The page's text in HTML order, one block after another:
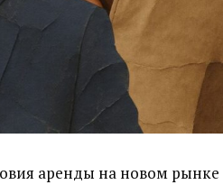
аренды на новом рынке